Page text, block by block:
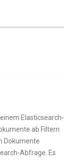
Elasticsearch-
ab Filtern
Dokumente
Abfrage. Es